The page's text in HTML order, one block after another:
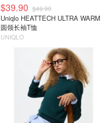
$39.90 $49.90
Uniqlo HEATTECH ULTRA WARM
圆领长袖T恤
UNIQLO